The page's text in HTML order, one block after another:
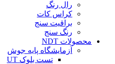
رال رنگ
کراس کات
براقیت سنج
رنگ سنج
محصولات NDT
آزمایشگاه پایه جوش
تست بلوک UT